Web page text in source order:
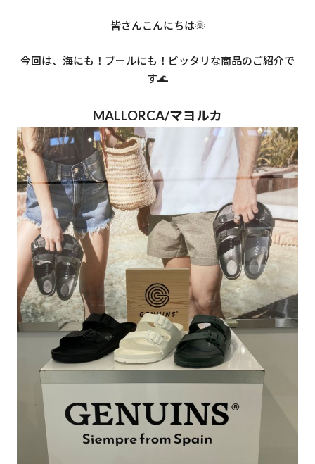
皆さんこんにちは🌞
今回は、海にも！プールにも！ピッタリな商品のご紹介で
す🌊
MALLORCA/マヨルカ